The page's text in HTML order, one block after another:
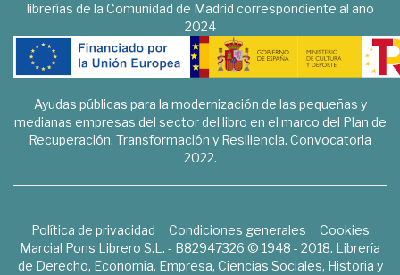
librerías de la Comunidad de Madrid correspondiente al año
2024
Ayudas públicas para la modernización de las pequeñas y
medianas empresas del sector del libro en el marco del Plan de
Recuperación, Transformación y Resiliencia. Convocatoria
2022.
Política de privacidad Condiciones generales
Cookies
Marcial Pons Librero S.L. - B82947326 © 1948 - 2018. Librería
de Derecho, Economía, Empresa, Ciencias Sociales, Historia y